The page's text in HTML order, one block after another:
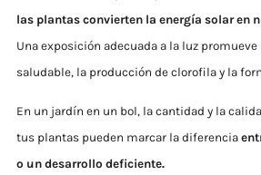
las plantas convierten la energía solar en
Una exposición adecuada a la luz
saludable, la producción de clorofila y la
En un jardín en un bol, la cantidad y la
tus plantas pueden marcar la diferencia
o un desarrollo deficiente.